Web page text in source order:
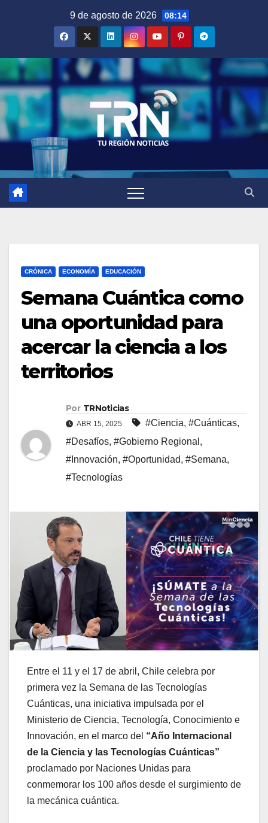
9 de agosto de 2026 08:14
CRÓNICA ECONOMÍA EDUCACIÓN
Semana Cuántica como
una oportunidad para
acercar la ciencia a los
territorios
Por TRNoticias
ABR 15, 2025 #Ciencia, #Cuánticas,
#Desafíos, #Gobierno Regional ,
#Innovación, #Oportunidad, #Semana,
#Tecnologías
Entre el 11 y el 17 de abril, Chile celebra por
primera vez la Semana de las Tecnologías
Cuánticas, una iniciativa impulsada por el
Ministerio de Ciencia, Tecnología, Conocimiento e
Innovación, en el marco del “Año Internacional
de la Ciencia y las Tecnologías Cuánticas”
proclamado por Naciones Unidas para
conmemorar los 100 años desde el surgimiento de
la mecánica cuántica.